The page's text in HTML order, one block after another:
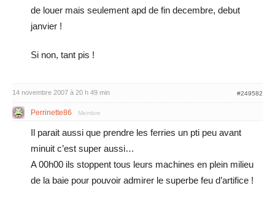
de louer mais seulement apd de fin decembre, debut
janvier !
Si non, tant pis !
14 novembre 2007 à 20 h 49 min #249582
Perrinette86 Membre
Il parait aussi que prendre les ferries un pti peu avant
minuit c’est super aussi…
A 00h00 ils stoppent tous leurs machines en plein milieu
de la baie pour pouvoir admirer le superbe feu d’artifice !